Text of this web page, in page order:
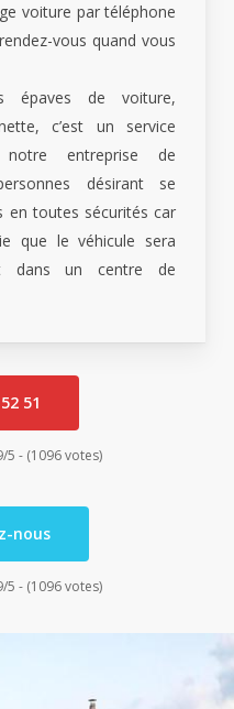
voiture par téléphone
vous quand vous
épaves de voiture,
c’est un service
entreprise de
désirant se
en toutes sécurités car
que le véhicule sera
dans un centre de
51
5 - (1096 votes)
nous
5 - (1096 votes)